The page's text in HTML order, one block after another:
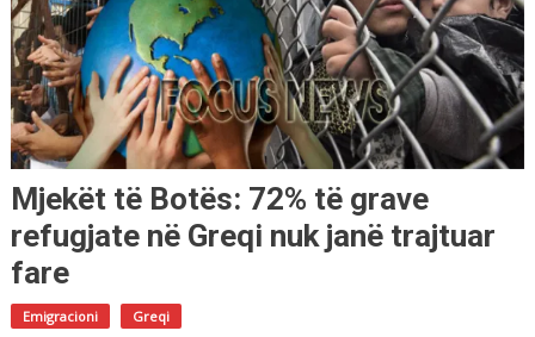
Mjekët të Botës: 72% të grave
refugjate në Greqi nuk janë trajtuar
fare
Emigracioni Greqi